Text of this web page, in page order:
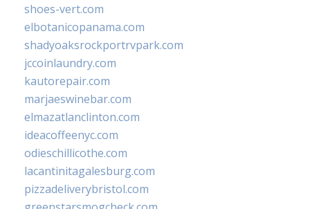
shoes-vert.com
elbotanicopanama.com
shadyoaksrockportrvpark.com
jccoinlaundry.com
kautorepair.com
marjaeswinebar.com
elmazatlanclinton.com
ideacoffeenyc.com
odieschillicothe.com
lacantinitagalesburg.com
pizzadeliverybristol.com